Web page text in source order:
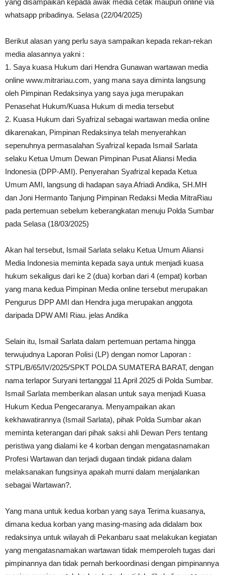
yang disampaikan kepada awak media cetak maupun online via
whatsapp pribadinya. Selasa (22/04/2025)
Berikut alasan yang perlu saya sampaikan kepada rekan-rekan
media alasannya yakni :
1. Saya kuasa Hukum dari Hendra Gunawan wartawan media
online www.mitrariau.com, yang mana saya diminta langsung
oleh Pimpinan Redaksinya yang saya juga merupakan
Penasehat Hukum/Kuasa Hukum di media tersebut
2. Kuasa Hukum dari Syafrizal sebagai wartawan media online
dikarenakan, Pimpinan Redaksinya telah menyerahkan
sepenuhnya permasalahan Syafrizal kepada Ismail Sarlata
selaku Ketua Umum Dewan Pimpinan Pusat Aliansi Media
Indonesia (DPP-AMI). Penyerahan Syafrizal kepada Ketua
Umum AMI, langsung di hadapan saya Afriadi Andika, SH.MH
dan Joni Hermanto Tanjung Pimpinan Redaksi Media MitraRiau
pada pertemuan sebelum keberangkatan menuju Polda Sumbar
pada Selasa (18/03/2025)
Akan hal tersebut, Ismail Sarlata selaku Ketua Umum Aliansi
Media Indonesia meminta kepada saya untuk menjadi kuasa
hukum sekaligus dari ke 2 (dua) korban dari 4 (empat) korban
yang mana kedua Pimpinan Media online tersebut merupakan
Pengurus DPP AMI dan Hendra juga merupakan anggota
daripada DPW AMI Riau. jelas Andika
Selain itu, Ismail Sarlata dalam pertemuan pertama hingga
terwujudnya Laporan Polisi (LP) dengan nomor Laporan :
STPL/B/65/IV/2025/SPKT POLDA SUMATERA BARAT, dengan
nama terlapor Suryani tertanggal 11 April 2025 di Polda Sumbar.
Ismail Sarlata memberikan alasan untuk saya menjadi Kuasa
Hukum Kedua Pengecaranya. Menyampaikan akan
kekhawatirannya (Ismail Sarlata), pihak Polda Sumbar akan
meminta keterangan dari pihak saksi ahli Dewan Pers tentang
peristiwa yang dialami ke 4 korban dengan mengatasnamakan
Profesi Wartawan dan terjadi dugaan tindak pidana dalam
melaksanakan fungsinya apakah murni dalam menjalankan
sebagai Wartawan?.
Yang mana untuk kedua korban yang saya Terima kuasanya,
dimana kedua korban yang masing-masing ada didalam box
redaksinya untuk wilayah di Pekanbaru saat melakukan kegiatan
yang mengatasnamakan wartawan tidak memperoleh tugas dari
pimpinannya dan tidak pernah berkoordinasi dengan pimpinannya